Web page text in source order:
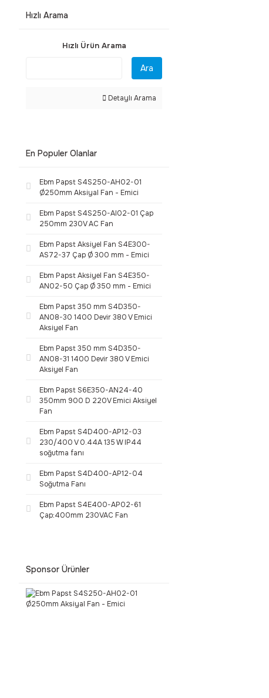
Hızlı Arama
Hızlı Ürün Arama
Ara
Detaylı Arama
En Populer Olanlar
Ebm Papst S4S250-AH02-01
Ø250mm Aksiyal Fan - Emici
Ebm Papst S4S250-AI02-01 Çap
250mm 230V AC Fan
Ebm Papst Aksiyel Fan S4E300-
AS72-37 Çap Ø 300 mm - Emici
Ebm Papst Aksiyel Fan S4E350-
AN02-50 Çap Ø 350 mm - Emici
Ebm Papst 350 mm S4D350-
AN08-30 1400 Devir 380 V Emici
Aksiyel Fan
Ebm Papst 350 mm S4D350-
AN08-31 1400 Devir 380 V Emici
Aksiyel Fan
Ebm Papst S6E350-AN24-40
350mm 900 D 220V Emici Aksiyel
Fan
Ebm Papst S4D400-AP12-03
230/400 V 0.44A 135 W IP44
soğutma fanı
Ebm Papst S4D400-AP12-04
Soğutma Fanı
Ebm Papst S4E400-AP02-61
Çap:400mm 230VAC Fan
Sponsor Ürünler